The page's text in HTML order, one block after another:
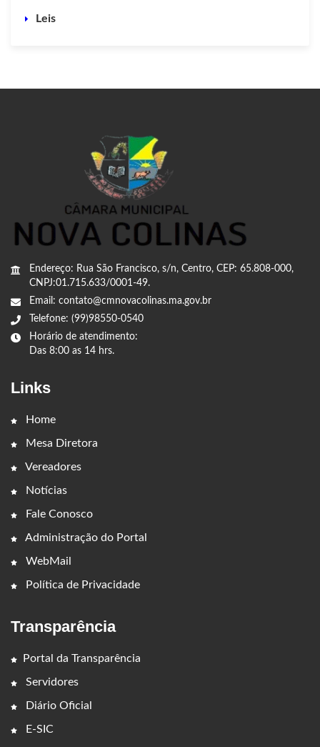
Leis
Endereço: Rua São Francisco, s/n, Centro, CEP: 65.808-000,
CNPJ:01.715.633/0001-49.
Email: contato@cmnovacolinas.ma.gov.br
Telefone: (99)98550-0540
Horário de atendimento:
Das 8:00 as 14 hrs.
Links
Home
Mesa Diretora
Vereadores
Notícias
Fale Conosco
Administração do Portal
WebMail
Política de Privacidade
Transparência
Portal da Transparência
Servidores
Diário Oficial
E-SIC